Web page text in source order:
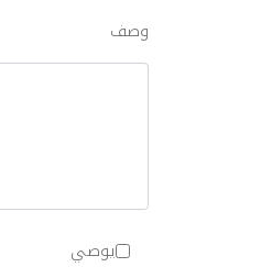
وصف
يوصي